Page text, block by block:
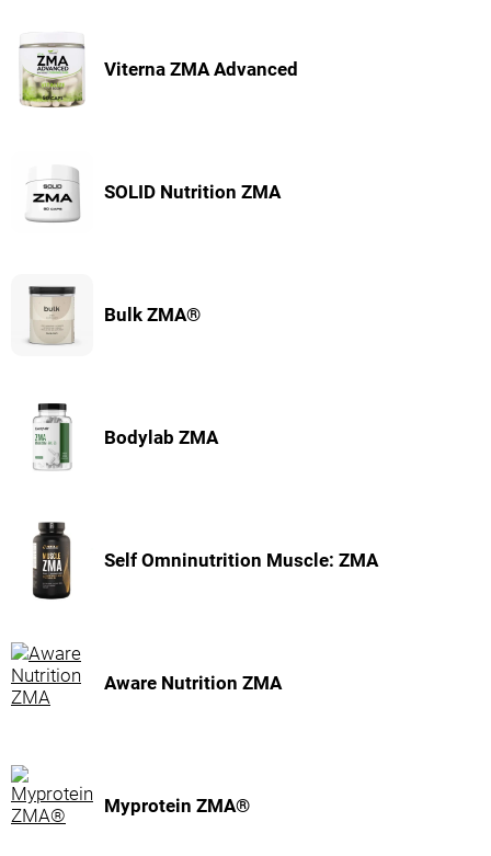
Viterna ZMA Advanced
SOLID Nutrition ZMA
Bulk ZMA®
Bodylab ZMA
Self Omninutrition Muscle: ZMA
Aware Nutrition ZMA
Myprotein ZMA®